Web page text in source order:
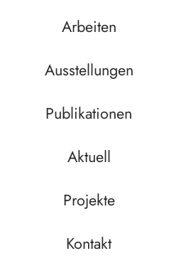
Arbeiten
Ausstellungen
Publikationen
Aktuell
Projekte
Kontakt